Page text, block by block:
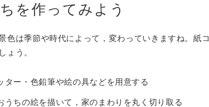
を作ってみよう
色は季節や時代によって，変わっていきますね。紙コ
ょう。
ター・色鉛筆や絵の具などを用意する
うちの絵を描いて，家のまわりを丸く切り取る